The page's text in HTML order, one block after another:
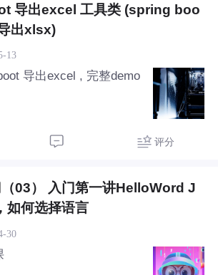
导出excel 工具类 (spring boo
出xlsx)
13
导出excel , 完整demo
评分
03） 入门第一讲HelloWord J
如何选择语言
30